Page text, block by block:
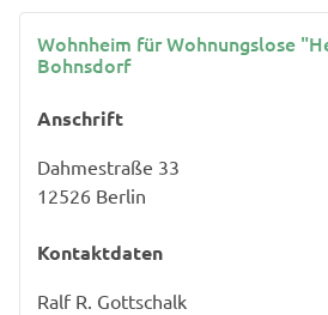
Wohnheim für Wohnungslose
Bohnsdorf
Anschrift
Dahmestraße 33
12526 Berlin
Kontaktdaten
Ralf R. Gottschalk